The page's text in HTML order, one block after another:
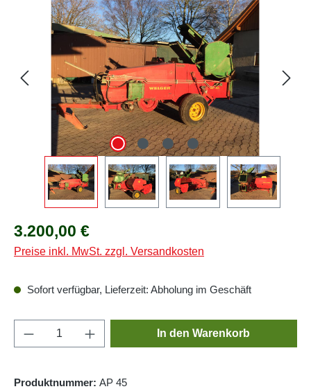
Bildergalerie überspringen
Regulärer Preis:
3.200,00 €
Preise inkl. MwSt. zzgl. Versandkosten
Sofort verfügbar, Lieferzeit: Abholung im Geschäft
Produkt Anzahl: Gib den gewünschten
In den Warenkorb
Produktnummer: AP 45